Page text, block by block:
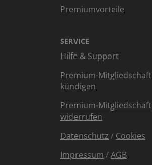
Premiumvorteile
SERVICE
Hilfe & Support
Premium-Mitgliedschaft
kündigen
Premium-Mitgliedschaft
widerrufen
Datenschutz / Cookies
Impressum /AGB